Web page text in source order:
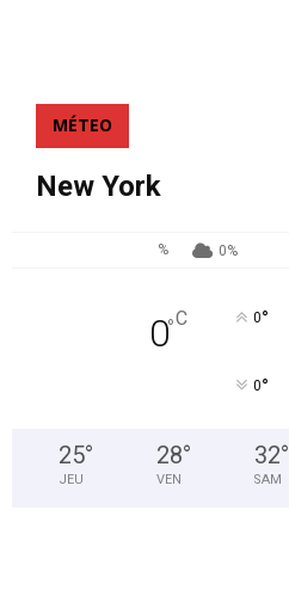
MÉTEO
New York
% 0%
0°C 0°
0°
25°
JEU
28°
VEN
32°
SAM